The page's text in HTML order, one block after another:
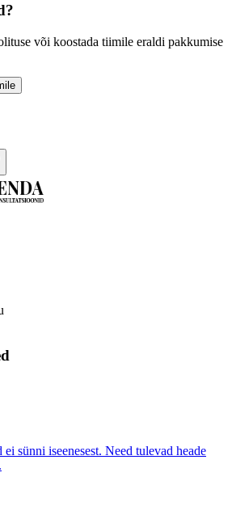
või koostada tiimile eraldi pakkumise
sünni iseenesest. Need tulevad heade